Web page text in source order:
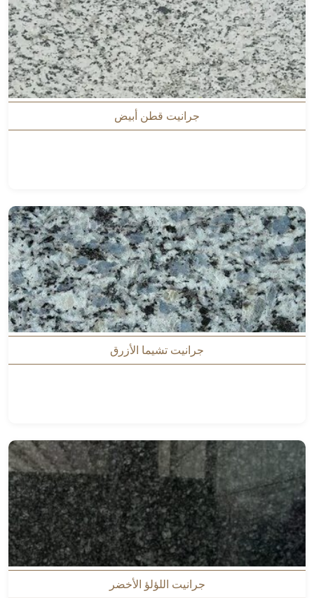
جرانيت قطن أبيض
جرانيت تشيما الأزرق
جرانيت اللؤلؤ الأخضر